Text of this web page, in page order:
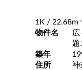
1K / 22.68m 2
物件名
題
築年
住所
神